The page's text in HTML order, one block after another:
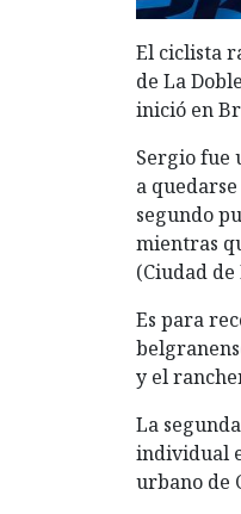
El ciclista
de La
inició en
Sergio fue
a
segundo
mientras
(Ciudad
Es para
y el
La
individual
urbano de